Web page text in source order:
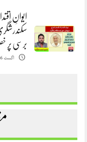
ایوانِ
برسی پر
اگست 6, 2026